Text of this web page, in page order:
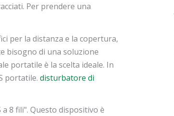
Per prendere una
per la distanza e la copertura,
bisogno di una soluzione
portatile è la scelta ideale. In
portatile. disturbatore di
8 fili". Questo dispositivo è